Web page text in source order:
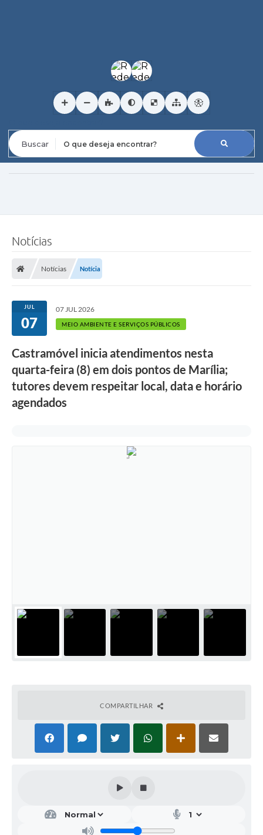
Notícias
Notícias Notícia
JUL
07
07 JUL 2026
MEIO AMBIENTE E SERVIÇOS PÚBLICOS
Castramóvel inicia atendimentos nesta
quarta-feira (8) em dois pontos de Marília;
tutores devem respeitar local, data e horário
agendados
COMPARTILHAR